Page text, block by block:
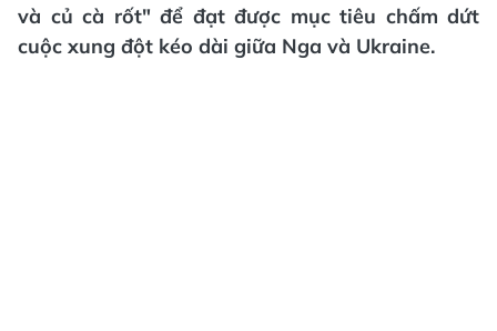
và củ cà rốt" để đạt được mục tiêu chấm dứt
cuộc xung đột kéo dài giữa Nga và Ukraine.